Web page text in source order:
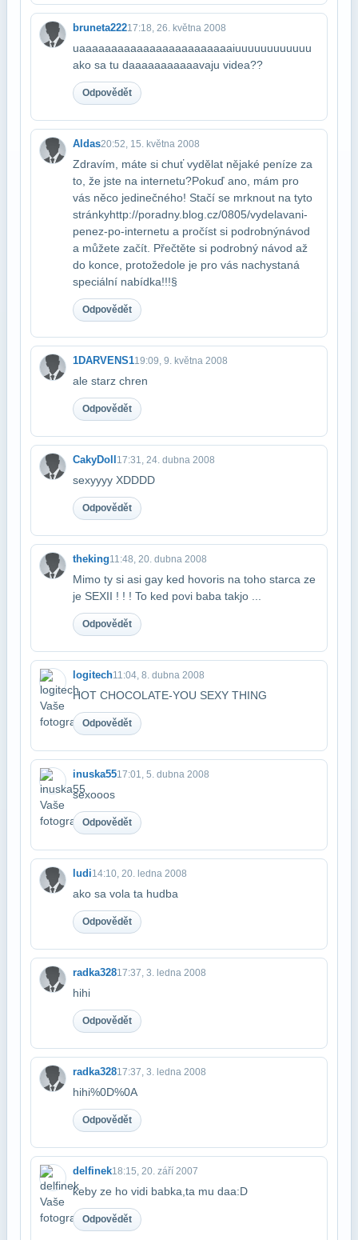
bruneta22217:18, 26. května 2008
uaaaaaaaaaaaaaaaaaaaaaaaaiuuuuuuuuuuuu
ako sa tu daaaaaaaaaaavaju videa??
Odpovědět
Aldas20:52, 15. května 2008
Zdravím, máte si chuť vydělat nějaké peníze za
to, že jste na internetu?​Pokuď ano, mám pro
vás něco jedinečného! Stačí se mrknout na tyto
stránky​http://poradny.blog.cz/0805/vydelavani-
penez-po-internetu a pročíst si podrobný​návod
a můžete začít. Přečtěte si podrobný návod až
do konce, protože​dole je pro vás nachystaná
speciální nabídka!!!§
Odpovědět
1DARVENS119:09, 9. května 2008
ale starz chren
Odpovědět
CakyDoll17:31, 24. dubna 2008
sexyyyy XDDDD
Odpovědět
theking11:48, 20. dubna 2008
Mimo ty si asi gay ked hovoris na toho starca ze
je SEXII ! ! ! To ked povi baba tak​jo ...
Odpovědět
logitech11:04, 8. dubna 2008
HOT CHOCOLATE-YOU SEXY THING
Odpovědět
inuska5517:01, 5. dubna 2008
sexooos
Odpovědět
ludi14:10, 20. ledna 2008
ako sa vola ta hudba
Odpovědět
radka32817:37, 3. ledna 2008
hihi
Odpovědět
radka32817:37, 3. ledna 2008
hihi%0D%0A
Odpovědět
delfinek18:15, 20. září 2007
keby ze ho vidi babka,ta mu daa:D
Odpovědět